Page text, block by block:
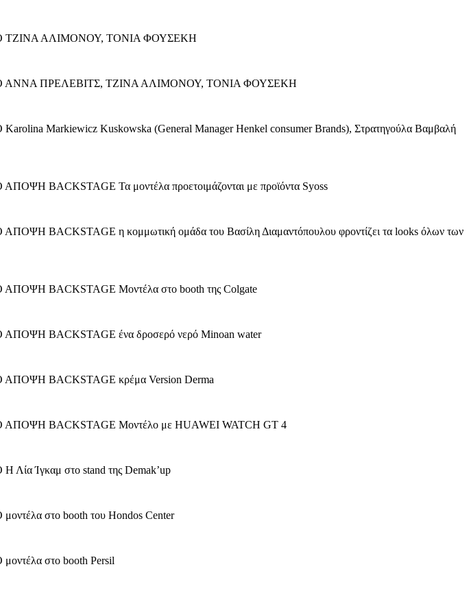
ΤΖΙΝΑ ΑΛΙΜΟΝΟΥ, ΤΟΝΙΑ ΦΟΥΣΕΚΗ
ΑΝΝΑ ΠΡΕΛΕΒΙΤΣ, ΤΖΙΝΑ ΑΛΙΜΟΝΟΥ, ΤΟΝΙΑ ΦΟΥΣΕΚΗ
Markiewicz Kuskowska (General Manager Henkel consumer Brands), Στρατηγούλα Βαμβαλή
BACKSTAGE Τα μοντέλα προετοιμάζονται με προϊόντα Syoss
η κομμωτική ομάδα του Βασίλη Διαμαντόπουλου φροντίζει τα looks όλων των
BACKSTAGE Μοντέλα στο booth της Colgate
BACKSTAGE ένα δροσερό νερό Minoan water
BACKSTAGE κρέμα Version Derma
BACKSTAGE Μοντέλο με HUAWEI WATCH GT 4
Ίγκαμ στο stand της Demak’up
στο booth του Hondos Center
στο booth Persil